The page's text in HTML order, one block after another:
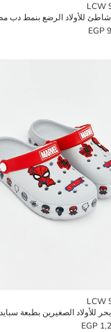
LCW
للأولاد الرضع بنمط دب
LCW
للأولاد الصغيرين بطبعة